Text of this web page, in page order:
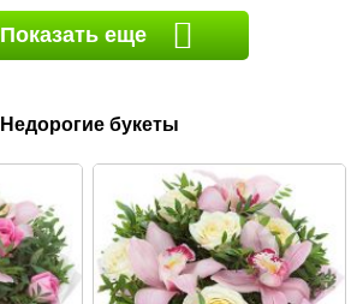
Показать еще
Недорогие букеты